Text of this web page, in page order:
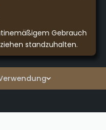
Gebrauch
standzuhalten.